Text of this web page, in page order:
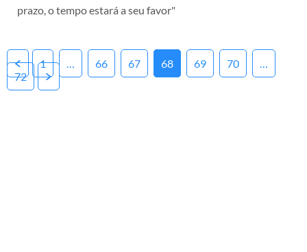
prazo, o tempo estará a seu favor"
Posts
pagination
1 … 66 67 68 69 70
…
72